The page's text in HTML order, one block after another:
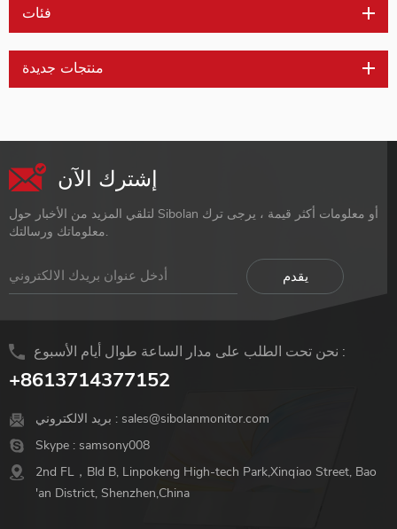
فئات
منتجات جديدة
إشترك الآن
لتلقي المزيد من الأخبار حول Sibolan أو معلومات أكثر قيمة ، يرجى ترك
معلوماتك ورسالتك.
نحن تحت الطلب على مدار الساعة طوال أيام الأسبوع :
+8613714377152
بريد الالكتروني : sales@sibolanmonitor.com
Skype : samsony008
2nd FL，Bld B, Linpokeng High-tech Park,Xinqiao Street, Bao
'an District, Shenzhen,China